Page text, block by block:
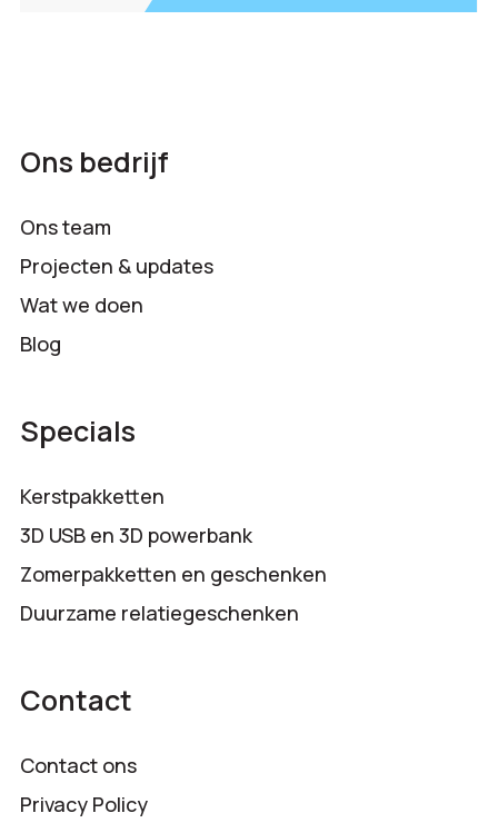
Ons bedrijf
Ons team
Projecten & updates
Wat we doen
Blog
Specials
Kerstpakketten
3D USB en 3D powerbank
Zomerpakketten en geschenken
Duurzame relatiegeschenken
Contact
Contact ons
Privacy Policy